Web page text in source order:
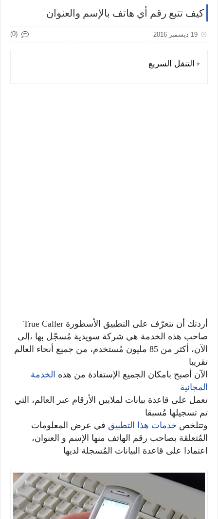
كيف تتبع رقم أي هاتف بالإسم والعنوان
19 ديسمبر 2016 (0)
التنقل السريع
True Caller أردتك أن تتعرّف على التطبيق الأسطورة
صاحب هذه الخدمة هي شركة سويدية مُسجّل بها ،إلى
الآن، أكثر من 85 مليون مُستخدم، من جميع أنحاء العالم
تقريبا
الآن أصبح بامكان الجميع الإستفادة من هذه الخدمة
المجانية
تعمل على قاعدة بيانات لملايين الأرقام عبر العالم، التي
تم تسجيلها مُسبقا
وتتلخص خدمات هذا التطبيق في عرض المعلومات
المُتعلقة بصاحب رقم الهاتف منها الإسم و العنوان،
اعتمادا على قاعدة البيانات المُسجلة لديها